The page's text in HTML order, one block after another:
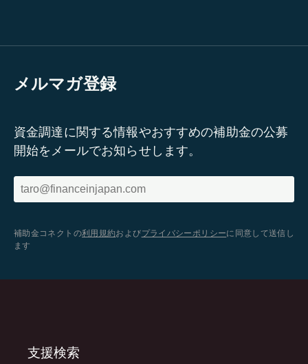
メルマガ登録
資金調達に関する情報やおすすめの補助金の公募
開始をメールでお知らせします。
補助金コネクトの利用規約およびプライバシーポリシーに同意して送信し
ます
支援検索